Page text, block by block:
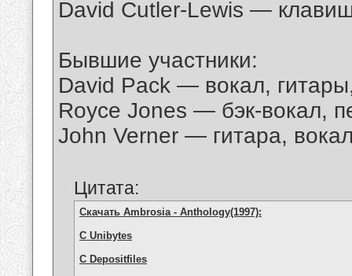
David Cutler-Lewis —
Бывшие участники:
David Pack — вокал,
Royce Jones — бэк-вокал,
John Verner — гитара,
Цитата:
Скачать Ambrosia - Anthology(1997):
С Unibytes
С Depositfiles